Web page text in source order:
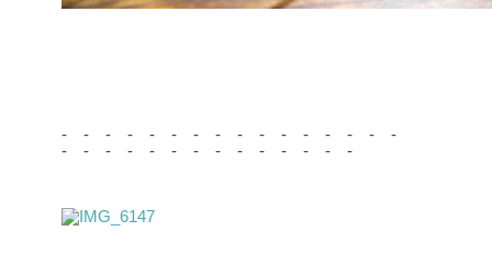
- - - - - - - - - - - - - - - -
- - - - - - - - - - - - - -